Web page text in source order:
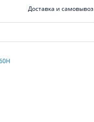
Доставка и самовывоз